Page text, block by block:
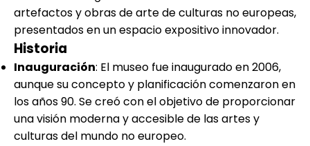
artefactos y obras de arte de culturas no europeas,
presentados en un espacio expositivo innovador.
Historia
Inauguración: El museo fue inaugurado en 2006,
aunque su concepto y planificación comenzaron en
los años 90. Se creó con el objetivo de proporcionar
una visión moderna y accesible de las artes y
culturas del mundo no europeo.